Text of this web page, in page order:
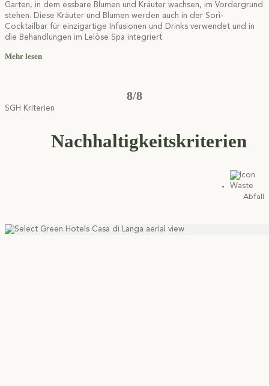
Garten, in dem essbare Blumen und Kräuter wachsen, im Vordergrund
stehen. Diese Kräuter und Blumen werden auch in der Sorì-
Cocktailbar für einzigartige Infusionen und Drinks verwendet und in
die Behandlungen im Lelòse Spa integriert.
Mehr lesen
8/8
SGH Kriterien
Nachhaltigkeitskriterien
Abfall